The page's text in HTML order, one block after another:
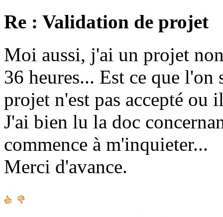
Re : Validation de projet
Moi aussi, j'ai un projet
36 heures... Est ce que l'on
projet n'est pas accepté ou
J'ai bien lu la doc
commence à m'inquieter...
Merci d'avance.